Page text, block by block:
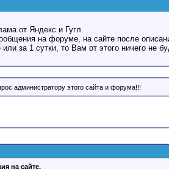
от Яндекс и Гугл.
на форуме, на сайте после
за 1 сутки, то Вам от этого ничего не
администратору этого сайта и форума!!!
на сайте.